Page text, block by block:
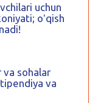
uchun
oʻqish
va sohalar
va